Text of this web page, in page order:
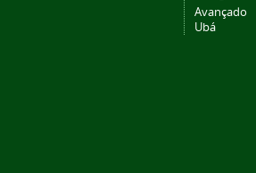
Avançado
Ubá